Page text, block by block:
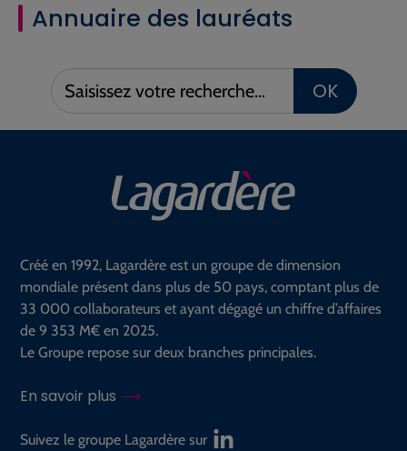
Annuaire des lauréats
Saisissez
votre
OK
Créé en 1992, Lagardère est un groupe de dimension
mondiale présent dans plus de 50 pays, comptant plus de
33 000 collaborateurs et ayant dégagé un chiffre d’affaires
de 9 353 M€ en 2025.
Le Groupe repose sur deux branches principales.
En savoir plus
Suivez le groupe Lagardère sur